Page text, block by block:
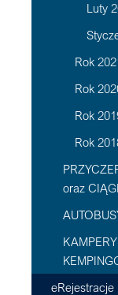
Luty
Rok
Rok
Rok
Rok
oraz
eRejestracje